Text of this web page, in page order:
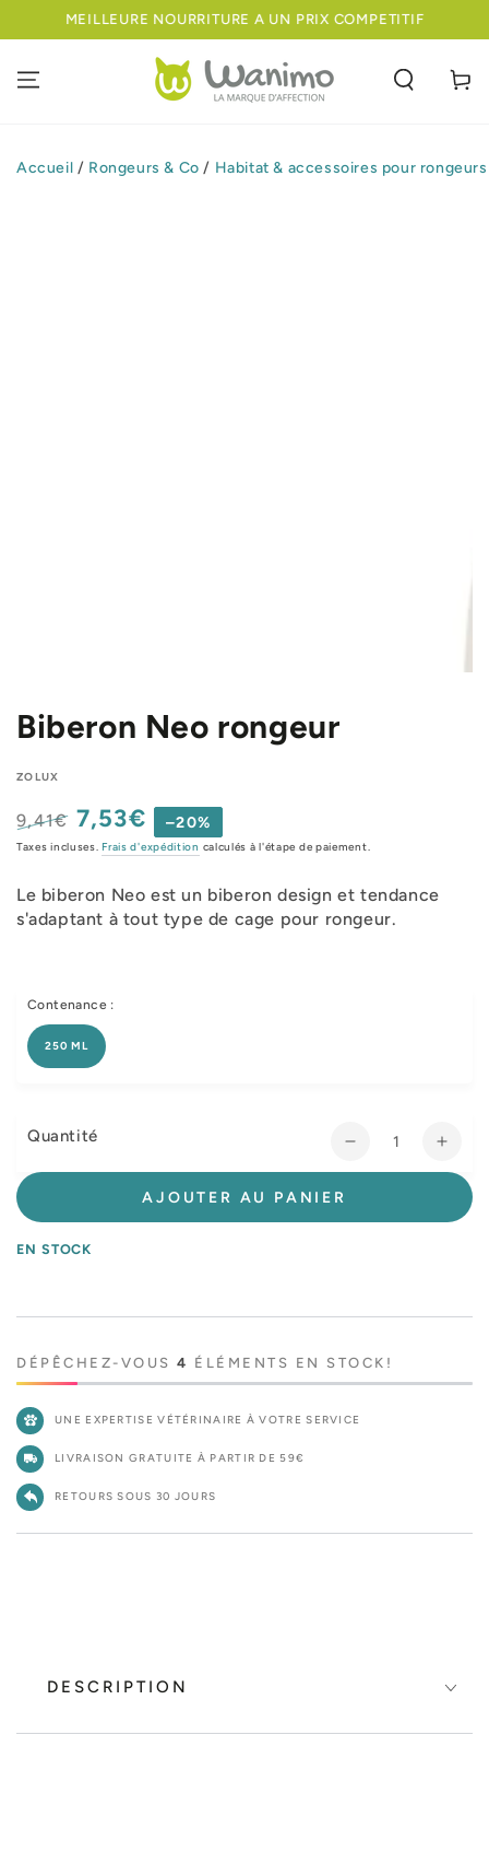
IGNORER LE
MEILLEURE NOURRITURE A UN PRIX COMPETITIF
Panier
Accueil / Rongeurs & Co / Habitat & accessoires pour rongeurs
Biberon Neo rongeur
ZOLUX
Prix
9,41€
Prix
vente
7,53€ –20%
Taxes incluses. Frais d'expédition calculés à l'étape de paiement.
Le biberon Neo est un biberon design et tendance
s'adaptant à tout type de cage pour rongeur.
Contenance :
250 ML
Quantité
Réduire
la
de
la
de
AJOUTER AU PANIER
EN STOCK
DÉPÊCHEZ-VOUS 4 ÉLÉMENTS EN STOCK!
UNE EXPERTISE VÉTÉRINAIRE À VOTRE SERVICE
LIVRAISON GRATUITE À PARTIR DE 59€
RETOURS SOUS 30 JOURS
DESCRIPTION